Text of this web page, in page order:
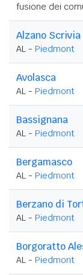
fusione dei
Alzano Scrivia
AL - Piedmont
Avolasca
AL - Piedmont
Bassignana
AL - Piedmont
Bergamasco
AL - Piedmont
Berzano di
AL - Piedmont
Borgoratto
AL - Piedmont